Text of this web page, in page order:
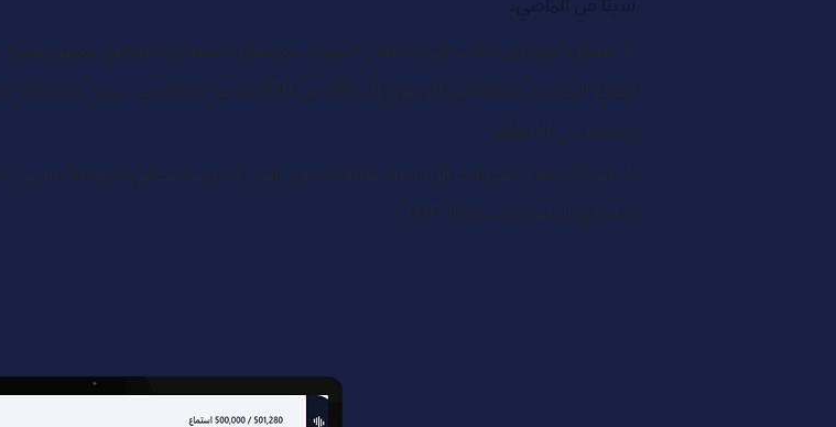
4. لبعض المعلنين تجارب في التعامل اليدوي مع صناع المحتوى بالتواصل معهم
مستمر في الارتفاع.
5. لم تكن تقارير الحملات الإعلانية فعّالة كما هي الآن عبر لوحة تحكم إلكترونية
سابقا أو الملفات بصيغة الـ PDF.